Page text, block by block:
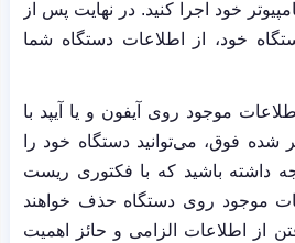
خود اجرا کنید. در نهایت پس از
خود، از اطلاعات دستگاه شما
موجود روی آیفون و یا آیپد با
شده فوق، می‌توانید دستگاه خود را
داشته باشید که با فکتوری ریست
موجود روی دستگاه حذف خواهند
از اطلاعات الزامی و حائز اهمیت